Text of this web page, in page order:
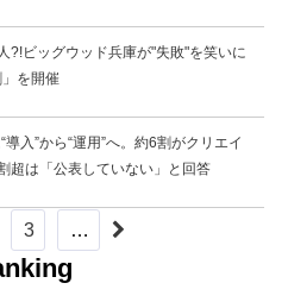
?!ビッグウッド兵庫が"失敗"を笑いに
を開催
入”から“運用”へ。約6割がクリエイ
超は「公表していない」と回答
3 …